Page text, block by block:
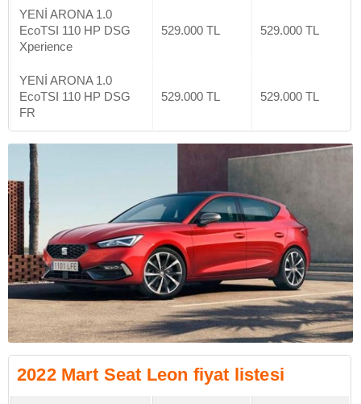
YENİ ARONA 1.0
EcoTSI 110 HP DSG
Xperience
529.000 TL 529.000 TL
YENİ ARONA 1.0
EcoTSI 110 HP DSG
FR
529.000 TL 529.000 TL
2022 Mart Seat Leon fiyat listesi